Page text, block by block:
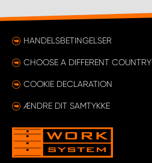
HANDELSBETINGELSER
CHOOSE A DIFFERENT COUNTRY
COOKIE DECLARATION
ÆNDRE DIT SAMTYKKE